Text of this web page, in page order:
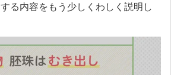
る内容をもう少しくわしく説明し